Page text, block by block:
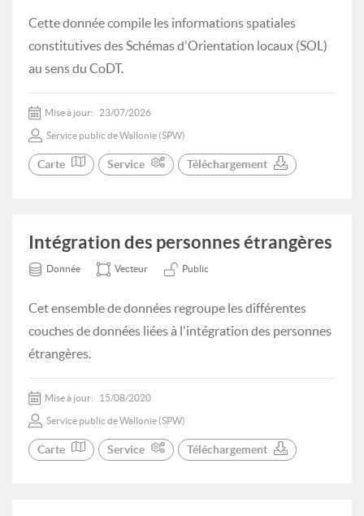
Cette donnée compile les informations spatiales
constitutives des Schémas d'Orientation locaux (SOL)
au sens du CoDT.
Mise à jour: 23/07/2026
Service public de Wallonie (SPW)
Carte Service Téléchargement
Intégration des personnes étrangères
Donnée Vecteur Public
Cet ensemble de données regroupe les différentes
couches de données liées à l'intégration des personnes
étrangères.
Mise à jour: 15/08/2020
Service public de Wallonie (SPW)
Carte Service Téléchargement